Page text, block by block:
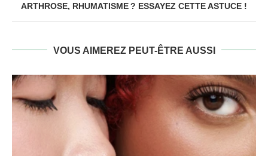
ARTHROSE, RHUMATISME ? ESSAYEZ CETTE ASTUCE !
VOUS AIMEREZ PEUT-ÊTRE AUSSI